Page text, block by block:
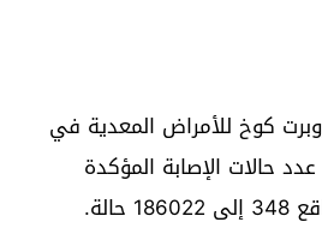
كوخ للأمراض المعدية في
حالات الإصابة المؤكدة